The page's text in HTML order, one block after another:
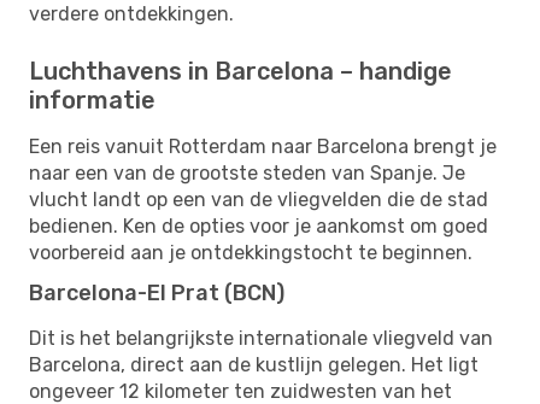
verdere ontdekkingen.
Luchthavens in Barcelona – handige
informatie
Een reis vanuit Rotterdam naar Barcelona brengt je
naar een van de grootste steden van Spanje. Je
vlucht landt op een van de vliegvelden die de stad
bedienen. Ken de opties voor je aankomst om goed
voorbereid aan je ontdekkingstocht te beginnen.
Barcelona-El Prat (BCN)
Dit is het belangrijkste internationale vliegveld van
Barcelona, direct aan de kustlijn gelegen. Het ligt
ongeveer 12 kilometer ten zuidwesten van het